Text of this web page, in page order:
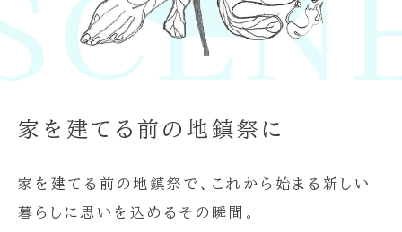
家を建てる前の地鎮祭に
家を建てる前の地鎮祭で、これから始まる新しい
暮らしに思いを込めるその瞬間。